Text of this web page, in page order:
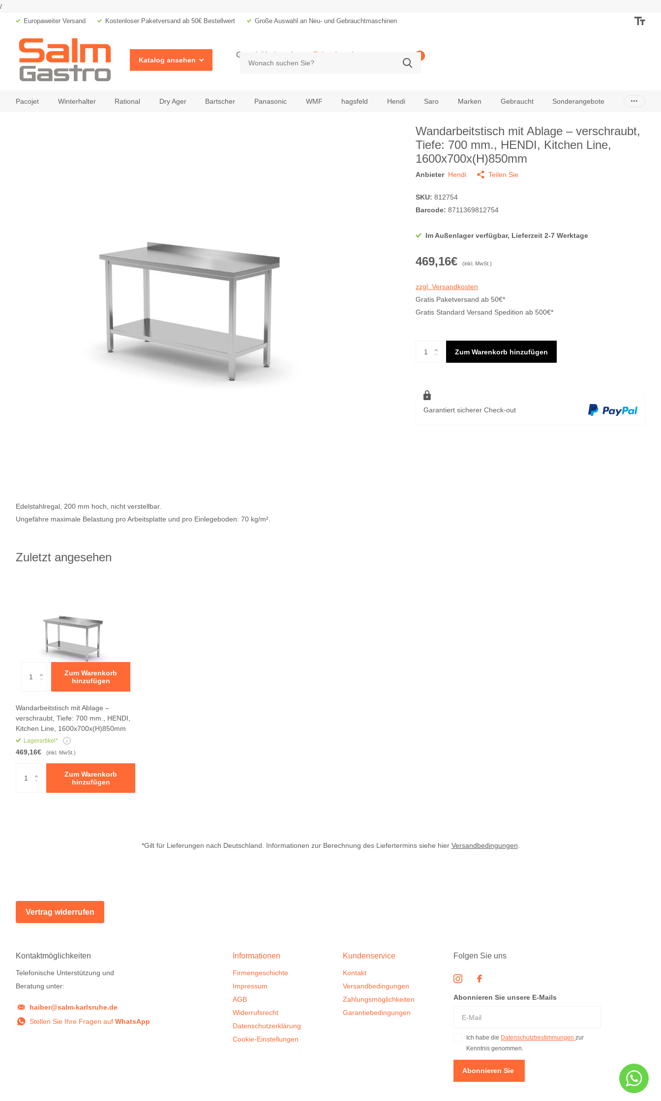
/
Europaweiter Versand Kostenloser Paketversand ab 50€ Bestellwert Große Auswahl an Neu- und Gebrauchtmaschinen
Katalog ansehen
Geschäftskunde
zzgl. MwSt.
Privatkunde 0
Pacojet Winterhalter Rational Dry Ager Bartscher Panasonic WMF hagsfeld Hendi Saro Marken Gebraucht Sonderangebote
Edelstahlregal, 200 mm hoch, nicht verstellbar.
Ungefähre maximale Belastung pro Arbeitsplatte und pro Einlegeboden: 70 kg/m².
Wandarbeitstisch mit Ablage – verschraubt,
Tiefe: 700 mm., HENDI, Kitchen Line,
1600x700x(H)850mm
Anbieter Hendi Teilen Sie
SKU: 812754
Barcode: 8711369812754
Im Außenlager verfügbar, Lieferzeit 2-7 Werktage
469,16€ (inkl. MwSt.)
zzgl. Versandkosten
Gratis Paketversand ab 50€*
Gratis Standard Versand Spedition ab 500€*
Zum Warenkorb hinzufügen
Garantiert sicherer Check-out
Zuletzt angesehen
Zum Warenkorb
hinzufügen
Wandarbeitstisch mit Ablage –
verschraubt, Tiefe: 700 mm., HENDI,
Kitchen Line, 1600x700x(H)850mm
Lagerartikel*
469,16€ (inkl. MwSt.)
Zum Warenkorb
hinzufügen
*Gilt für Lieferungen nach Deutschland. Informationen zur Berechnung des Liefertermins siehe hier Versandbedingungen.
Vertrag widerrufen
Kontaktmöglichkeiten
Telefonische Unterstützung und
Beratung unter:
haiber@salm-karlsruhe.de
Stellen Sie Ihre Fragen auf WhatsApp
Informationen
Firmengeschichte
Impressum
AGB
Widerrufsrecht
Datenschutzerklärung
Cookie-Einstellungen
Kundenservice
Kontakt
Versandbedingungen
Zahlungsmöglichkeiten
Garantiebedingungen
Folgen Sie uns
Abonnieren Sie unsere E-Mails
Ich habe die Datenschutzbestimmungenzur
Kenntnis genommen.
Abonnieren Sie